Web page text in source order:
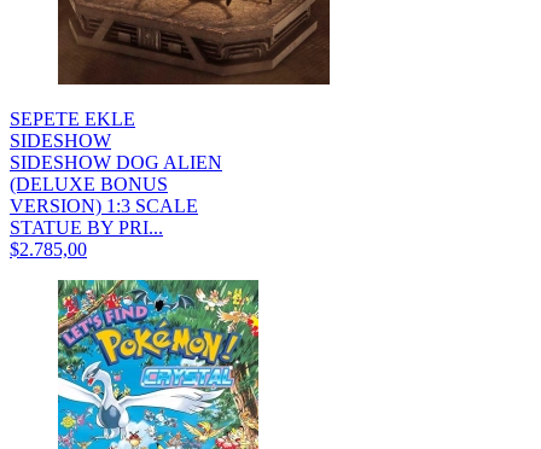
SEPETE EKLE
SIDESHOW
SIDESHOW DOG ALIEN
(DELUXE BONUS
VERSION) 1:3 SCALE
STATUE BY PRI...
$2.785,00